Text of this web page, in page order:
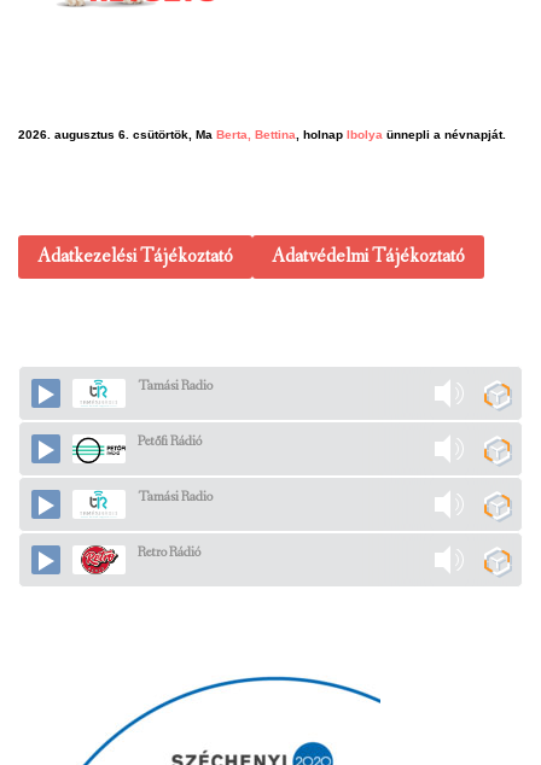
2026. augusztus 6. csütörtök, Ma Berta, Bettina , holnap Ibolya ünnepli a névnapját.
Adatkezelési Tájékoztató Adatvédelmi Tájékoztató
Tamási Radio
Petőfi Rádió
Tamási Radio
Retro Rádió